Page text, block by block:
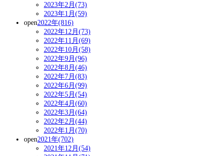
2023年2月(73)
2023年1月(59)
open2022年(816)
2022年12月(73)
2022年11月(69)
2022年10月(58)
2022年9月(96)
2022年8月(46)
2022年7月(83)
2022年6月(99)
2022年5月(54)
2022年4月(60)
2022年3月(64)
2022年2月(44)
2022年1月(70)
open2021年(702)
2021年12月(54)